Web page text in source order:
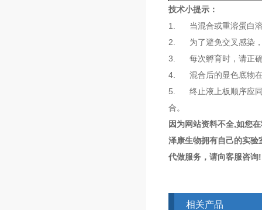
技术小提示：
1. 当混合或重溶蛋白溶
2. 为了避免交叉感染，
3. 每次孵育时，请正确
4. 混合后的显色底物在
5. 终止液上板顺序应同
合。
因为网站资料不全,如您
泽康生物拥有自己的实
代做服务，请向客服咨询!
相关产品